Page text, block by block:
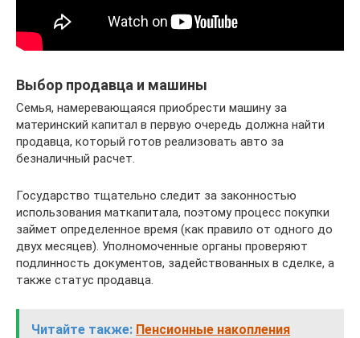
Выбор продавца и машины
Семья, намеревающаяся приобрести машину за
материнский капитал в первую очередь должна найти
продавца, который готов реализовать авто за
безналичный расчет.
Государство тщательно следит за законностью
использования маткапитала, поэтому процесс покупки
займет определенное время (как правило от одного до
двух месяцев). Уполномоченные органы проверяют
подлинность документов, задействованных в сделке, а
также статус продавца.
Читайте также: Пенсионные накопления